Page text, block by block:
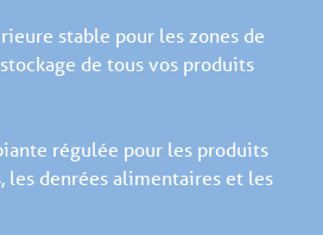
stable pour les zones de
de tous vos produits
régulée pour les produits
les denrées alimentaires et les